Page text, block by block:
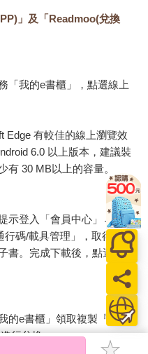
理。味覺總是讓我們摸不著
Hume）有不同意見，
那更接近懷疑論的立場留傳
它們反映出一定程度的不
野性，動物為了求生而吞食
疲。在味道方面，文明的秩
腥風血雨。要處理人類本性
也和性一樣，是有強烈作用
各有千秋罷了；畢竟，它們
靠味道誘惑人。對於那些讓
，味道是它們的一種意識的
堅信，人生劇本的中心部分是
一種類似的「渴望、愉悅、
控我們的生活與動機，會持
象會擴及人類身體、大腦、
視覺、聽覺和觸覺是「有共
（或是認為我們看到了）相
指尖感覺到相同的質地。這
系，用來進行實驗，蒐集資
」及「Readmoo(兌換
「我的e書櫃」，點選線上
Edge 有較佳的線上瀏覽效
6.0 以上版本，建議裝
有 30 MB以上的容量。
示登入「會員中心」→「我
碼/載具管理」，取得通行
書。完成下載後，點選任一
的e書櫃」領取複製『兌換
行兌換。